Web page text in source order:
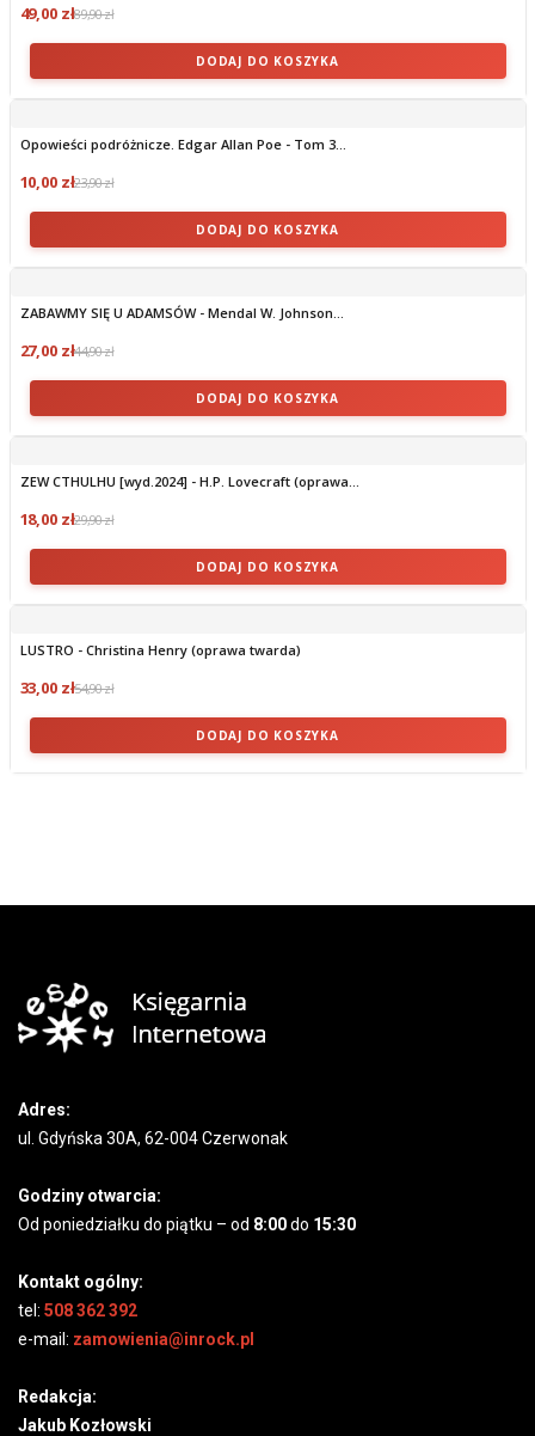
49,00 zł89,90 zł
DODAJ DO KOSZYKA
Opowieści podróżnicze. Edgar Allan Poe - Tom 3...
10,00 zł23,90 zł
DODAJ DO KOSZYKA
ZABAWMY SIĘ U ADAMSÓW - Mendal W. Johnson...
27,00 zł44,90 zł
DODAJ DO KOSZYKA
ZEW CTHULHU [wyd.2024] - H.P. Lovecraft (oprawa...
18,00 zł29,90 zł
DODAJ DO KOSZYKA
LUSTRO - Christina Henry (oprawa twarda)
33,00 zł54,90 zł
DODAJ DO KOSZYKA
Adres:
ul. Gdyńska 30A, 62-004 Czerwonak
Godziny otwarcia:
Od poniedziałku do piątku – od 8:00do 15:30
Kontakt ogólny:
tel: 508 362 392
e-mail: zamowienia@inrock.pl
Redakcja:
Jakub Kozłowski